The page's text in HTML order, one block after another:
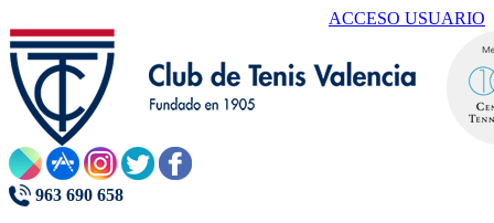
ACCESO USUARIO
963 690 658